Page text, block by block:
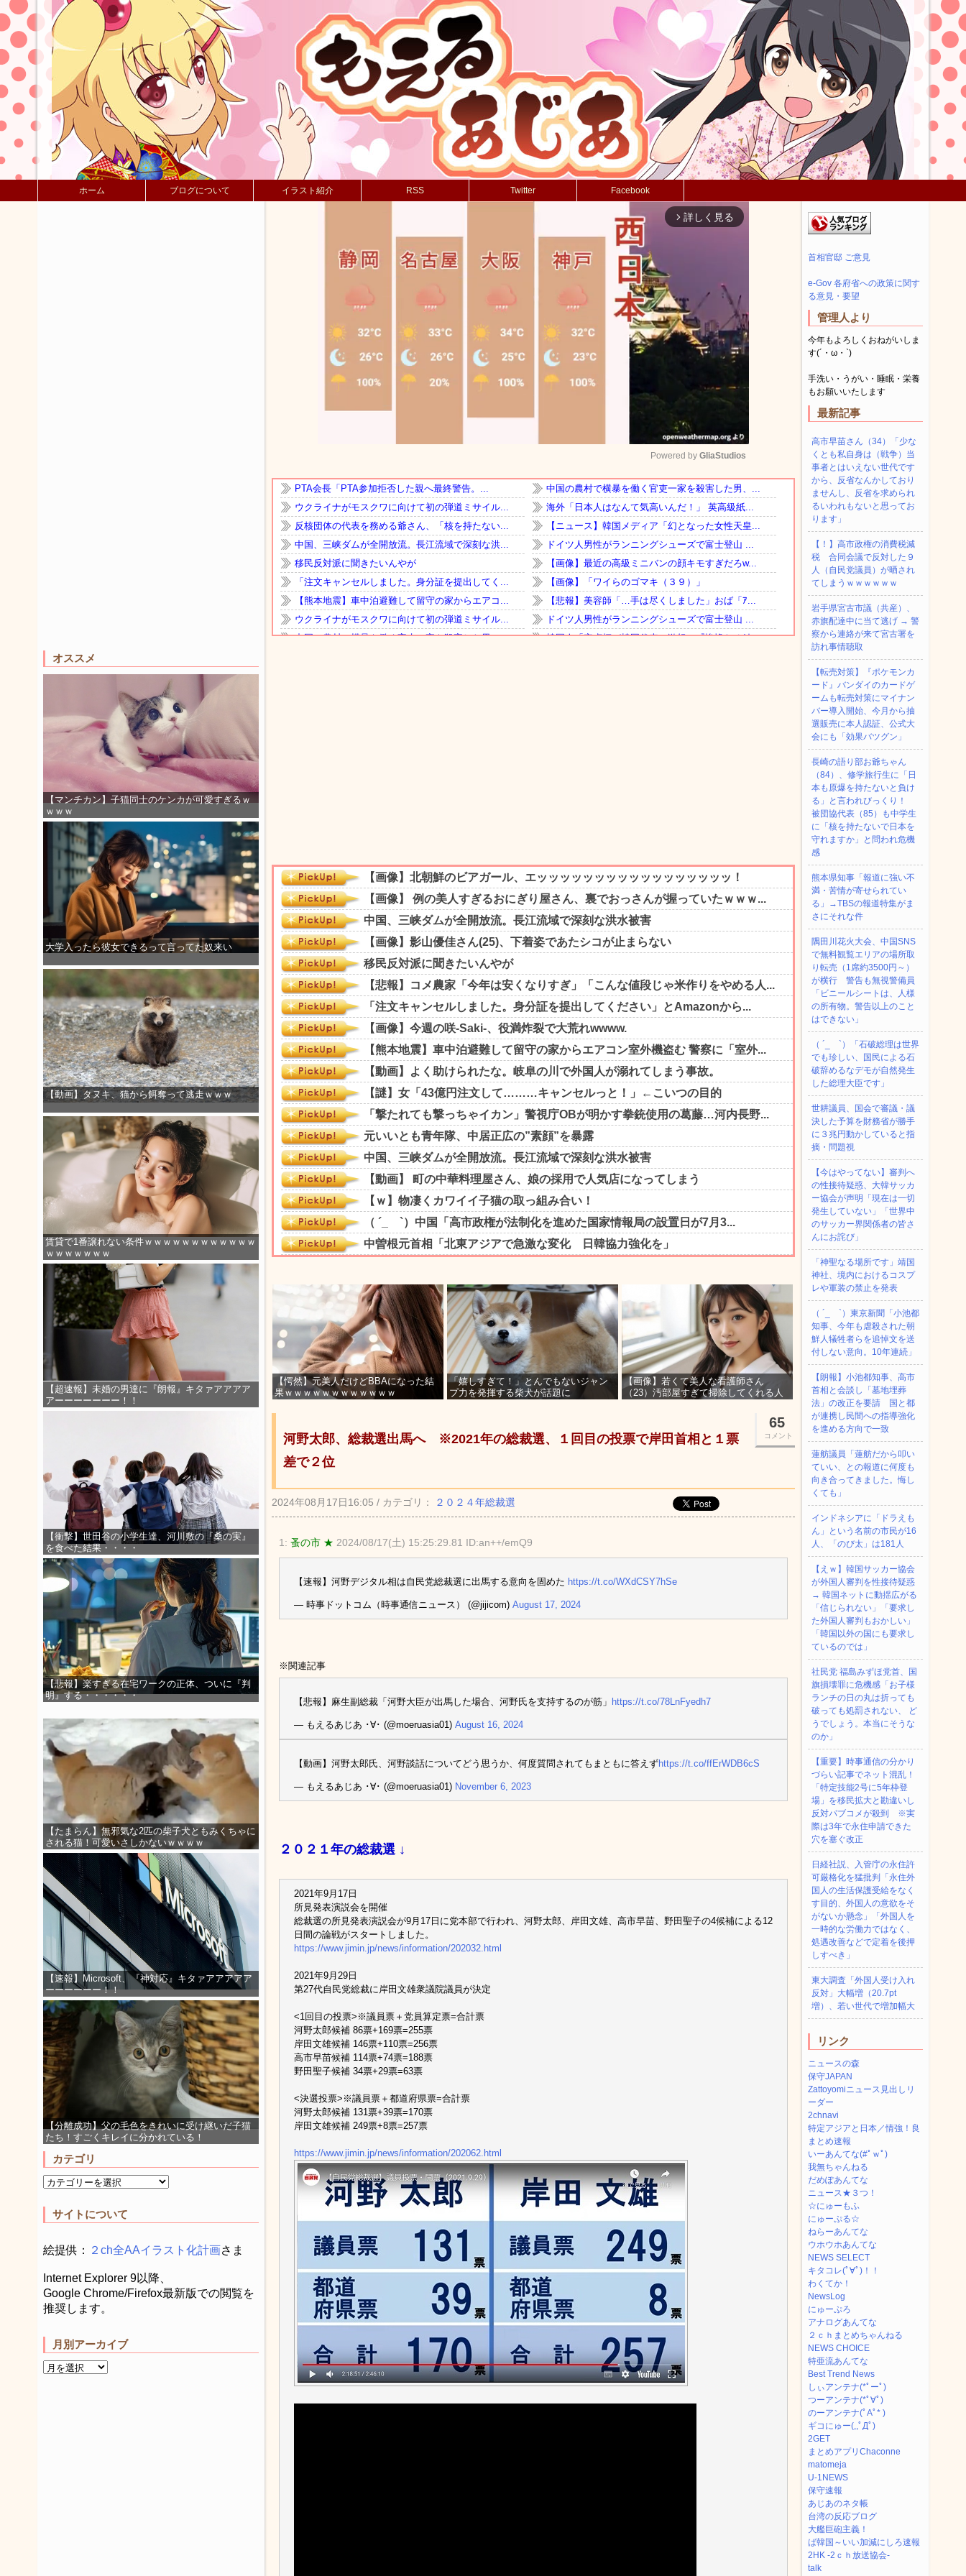
ホーム ブログについて イラスト紹介 RSS Twitter Facebook
オススメ
【マンチカン】子猫同士のケンカが可愛すぎるｗ
ｗｗｗ
大学入ったら彼女できるって言ってた奴来い
【動画】タヌキ、猫から餌奪って逃走ｗｗｗ
賃貸で1番譲れない条件ｗｗｗｗｗｗｗｗｗｗｗｗ
ｗｗｗｗｗｗｗ
【超速報】未婚の男達に『朗報』キタァアアアア
アーーーーーーー！！
【衝撃】世田谷の小学生達、河川敷の『桑の実』
を食べた結果・・・・
【悲報】楽すぎる在宅ワークの正体、ついに『判
明』する・・・・・・
【たまらん】無邪気な2匹の柴子犬ともみくちゃに
される猫！可愛いさしかないｗｗｗｗ
【速報】Microsoft、『神対応』キタァアアアアア
ーーーーーー！！
【分離成功】父の毛色をきれいに受け継いだ子猫
たち！すごくキレイに分かれている！
カテゴリ
サイトについて
絵提供： ２ch全AAイラスト化計画さま
Internet Explorer 9以降、
Google Chrome/Firefox最新版での閲覧を
推奨します。
月別アーカイブ
arrow_forward_ios 詳しく見る
Mute
Powered by GliaStudios
【愕然】元美人だけどBBAになった結
果ｗｗｗｗｗｗｗｗｗｗｗｗ
「嬉しすぎて！」とんでもないジャン
プ力を発揮する柴犬が話題に
【画像】若くて美人な看護師さん
（23）汚部屋すぎて掃除してくれる人
65
コメント
河野太郎、総裁選出馬へ ※2021年の総裁選、１回目の投票で岸田首相と１票
差で２位
2024年08月17日16:05 / カテゴリ： ２０２４年総裁選
1: 蚤の市 ★ 2024/08/17(土) 15:25:29.81 ID:an++/emQ9
【速報】河野デジタル相は自民党総裁選に出馬する意向を固めた https://t.co/WXdCSY7hSe
— 時事ドットコム（時事通信ニュース） (@jijicom) August 17, 2024
※関連記事
【悲報】麻生副総裁「河野大臣が出馬した場合、河野氏を支持するのが筋」 https://t.co/78LnFyedh7
— もえるあじあ ･∀･ (@moeruasia01) August 16, 2024
【動画】河野太郎氏、河野談話についてどう思うか、何度質問されてもまともに答えずhttps://t.co/ffErWDB6cS
— もえるあじあ ･∀･ (@moeruasia01) November 6, 2023
２０２１年の総裁選 ↓
2021年9月17日
所見発表演説会を開催
総裁選の所見発表演説会が9月17日に党本部で行われ、河野太郎、岸田文雄、高市早苗、野田聖子の4候補による12
日間の論戦がスタートしました。
https://www.jimin.jp/news/information/202032.html
2021年9月29日
第27代自民党総裁に岸田文雄衆議院議員が決定
<1回目の投票>※議員票＋党員算定票=合計票
河野太郎候補 86票+169票=255票
岸田文雄候補 146票+110票=256票
高市早苗候補 114票+74票=188票
野田聖子候補 34票+29票=63票
<決選投票>※議員票＋都道府県票=合計票
河野太郎候補 131票+39票=170票
岸田文雄候補 249票+8票=257票
https://www.jimin.jp/news/information/202062.html
首相官邸 ご意見
e-Gov 各府省への政策に関す
る意見・要望
管理人より
今年もよろしくおねがいしま
す(´・ω・`)
手洗い・うがい・睡眠・栄養
もお願いいたします
最新記事
高市早苗さん（34）「少な
くとも私自身は（戦争）当
事者とはいえない世代です
から、反省なんかしており
ませんし、反省を求められ
るいわれもないと思ってお
ります」
【！】高市政権の消費税減
税 合同会議で反対した９
人（自民党議員）が晒され
てしまうｗｗｗｗｗｗ
岩手県宮古市議（共産）、
赤旗配達中に当て逃げ → 警
察から連絡が来て宮古署を
訪れ事情聴取
【転売対策】『ポケモンカ
ード』バンダイのカードゲ
ームも転売対策にマイナン
バー導入開始、今月から抽
選販売に本人認証、公式大
会にも「効果バツグン」
長崎の語り部お爺ちゃん
（84）、修学旅行生に「日
本も原爆を持たないと負け
る」と言われびっくり！
被団協代表（85）も中学生
に「核を持たないで日本を
守れますか」と問われ危機
感
熊本県知事「報道に強い不
満・苦情が寄せられてい
る」→TBSの報道特集がま
さにそれな件
隅田川花火大会、中国SNS
で無料観覧エリアの場所取
り転売（1席約3500円～）
が横行 警告も無視警備員
「ビニールシートは、人様
の所有物。警告以上のこと
はできない」
（ ´_ゝ`）「石破総理は世界
でも珍しい、国民による石
破辞めるなデモが自然発生
した総理大臣です」
世耕議員、国会で審議・議
決した予算を財務省が勝手
に３兆円動かしていると指
摘・問題視
【今はやってない】審判へ
の性接待疑惑、大韓サッカ
ー協会が声明「現在は一切
発生していない」「世界中
のサッカー界関係者の皆さ
んにお詫び」
「神聖なる場所です」靖国
神社、境内におけるコスプ
レや軍装の禁止を発表
（ ´_ゝ`）東京新聞「小池都
知事、今年も虐殺された朝
鮮人犠牲者らを追悼文を送
付しない意向。10年連続」
【朗報】小池都知事、高市
首相と会談し「墓地埋葬
法」の改正を要請 国と都
が連携し民間への指導強化
を進める方向で一致
蓮舫議員「蓮舫だから叩い
ていい、との報道に何度も
向き合ってきました。悔し
くても」
インドネシアに「ドラえも
ん」という名前の市民が16
人、「のび太」は181人
【えｗ】韓国サッカー協会
が外国人審判を性接待疑惑
→ 韓国ネットに動揺広がる
「信じられない」「要求し
た外国人審判もおかしい」
「韓国以外の国にも要求し
ているのでは」
社民党 福島みずほ党首、国
旗損壊罪に危機感「お子様
ランチの日の丸は折っても
破っても処罰されない、 ど
うでしょう。本当にそうな
のか」
【重要】時事通信の分かり
づらい記事でネット混乱！
「特定技能2号に5年枠登
場」を移民拡大と勘違いし
反対パブコメが殺到 ※実
際は3年で永住申請できた
穴を塞ぐ改正
日経社説、入管庁の永住許
可厳格化を猛批判「永住外
国人の生活保護受給をなく
す目的、外国人の意欲をそ
がないか懸念」「外国人を
一時的な労働力ではなく、
処遇改善などで定着を後押
しすべき」
東大調査「外国人受け入れ
反対」大幅増（20.7pt
増）、若い世代で増加幅大
リンク
ニュースの森
保守JAPAN
Zattoyomiニュース見出しリ
ーダー
2chnavi
特定アジアと日本／情強！良
まとめ速報
いーあんてな(#ﾟｗﾟ)
我無ちゃんねる
だめぽあんてな
ニュース★３つ！
☆にゅーもふ
にゅーぷる☆
ねらーあんてな
ウホウホあんてな
NEWS SELECT
キタコレ(ﾟ∀ﾟ)！！
わくてか！
NewsLog
にゅーぷろ
アナログあんてな
２ｃｈまとめちゃんねる
NEWS CHOICE
特亜流あんてな
Best Trend News
しぃアンテナ(*ﾟーﾟ)
つーアンテナ(*ﾟ∀ﾟ)
のーアンテナ(ﾟAﾟ* )
ギコにゅー(,,ﾟДﾟ)
2GET
まとめアプリChaconne
matomeja
U-1NEWS
保守速報
あじあのネタ帳
台湾の反応ブログ
大艦巨砲主義！
ば韓国～いい加減にしろ速報
2HK -2ｃｈ放送協会-
talk